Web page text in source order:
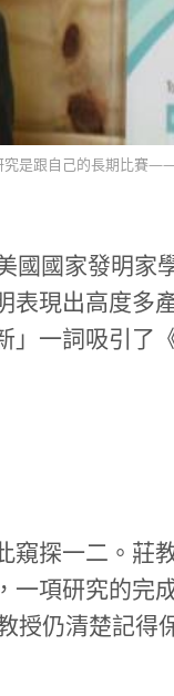
是跟自己的長期比賽
國家發明家
表現出高度多
一詞吸引了
窺探一二。莊
一項研究的完
授仍清楚記得